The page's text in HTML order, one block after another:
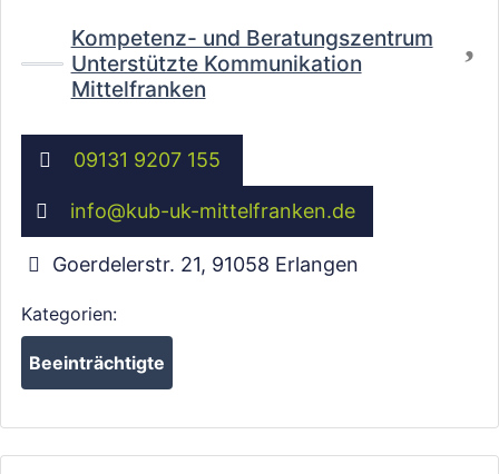
Wird geladen …
Kompetenz- und Beratungszentrum
Unterstützte Kommunikation
Mittelfranken
09131 9207 155
info@kub-uk-mittelfranken.de
Goerdelerstr. 21, 91058 Erlangen
Kategorien:
Beeinträchtigte